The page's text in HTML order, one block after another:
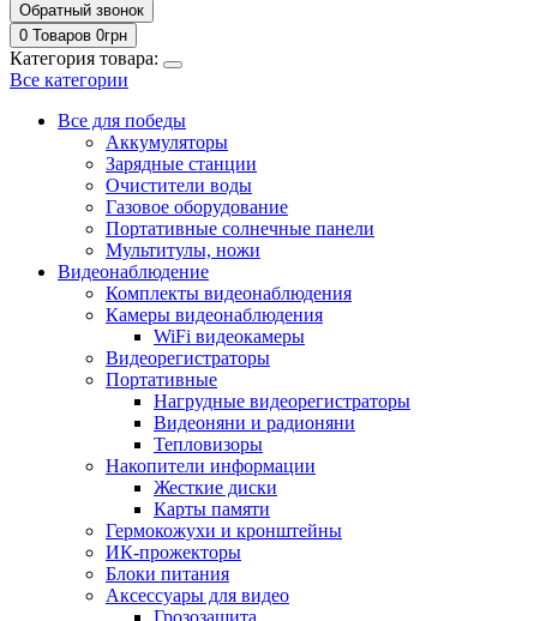
Обратный звонок
0 Товаров 0грн
Категория товара:
Все категории
Все для победы
Аккумуляторы
Зарядные станции
Очистители воды
Газовое оборудование
Портативные солнечные панели
Мультитулы, ножи
Видеонаблюдение
Комплекты видеонаблюдения
Камеры видеонаблюдения
WiFi видеокамеры
Видеорегистраторы
Портативные
Нагрудные видеорегистраторы
Видеоняни и радионяни
Тепловизоры
Накопители информации
Жесткие диски
Карты памяти
Гермокожухи и кронштейны
ИК-прожекторы
Блоки питания
Аксессуары для видео
Грозозащита